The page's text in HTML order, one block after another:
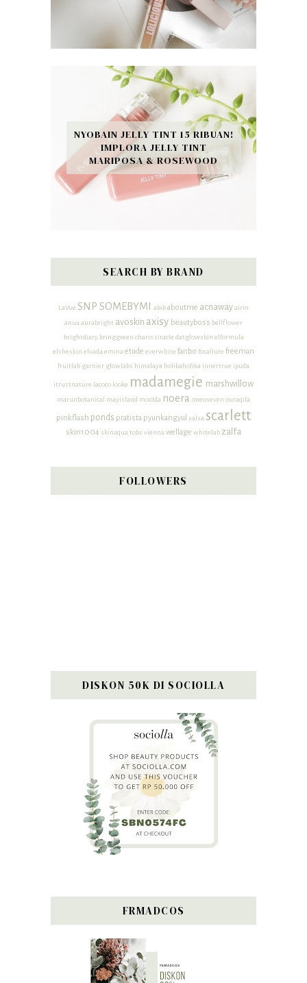
NYOBAIN JELLY TINT 15 RIBUAN!
IMPLORA JELLY TINT
MARIPOSA & ROSEWOOD
SEARCH BY BRAND
LaVue SNP SOMEBYMI abibaboutme acnawayairin
anua aurabright avoskin axisy beautyboss bellflower
brightdiary bringgreen charis ciracle datglowskin elformula
elsheskin elvada emina etude everwhite fanbo focallure freeman
fruitlab garnier glowlabs himalaya holikaholika innertrue ipuda
itrustnature lacoco looke madamegie marshwillow
marunbotanical mayisland moolda noera oneoseven ouraqila
pinkflash ponds pratista pyunkangyul salsa scarlett
skin1004 skinaqua tobs vienna wellage whitelab zalfa
FOLLOWERS
DISKON 50K DI SOCIOLLA
FRMADCOS